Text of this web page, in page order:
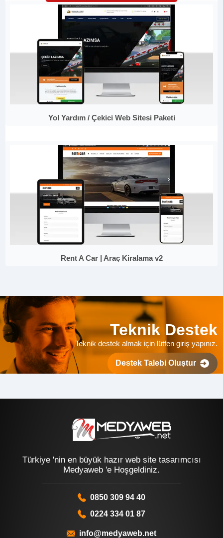
Yol Yardım / Çekici Web Sitesi Paketi
Rent A Car | Araç Kiralama v2
Teknik Destek
Teknik destek almak için lütfen giriş yapınız.
Destek Talebi Oluştur
Türkiye 'nin en büyük hazır web site tasarımcısı
Medyaweb 'e Hoşgeldiniz.
0850 309 94 40
0224 334 01 87
info@medyaweb.net